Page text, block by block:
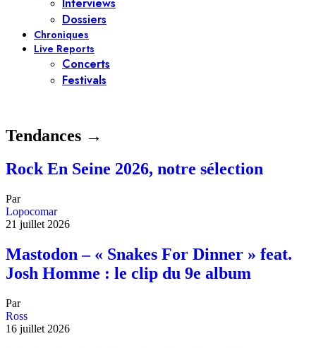
Dossiers
Chroniques
Live Reports
Concerts
Festivals
Tendances →
Rock En Seine 2026, notre sélection
Par
Lopocomar
21 juillet 2026
Mastodon – « Snakes For Dinner » feat.
Josh Homme : le clip du 9e album
Par
Ross
16 juillet 2026